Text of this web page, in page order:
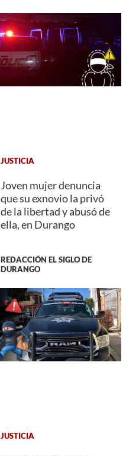
JUSTICIA
Joven mujer denuncia
que su exnovio la privó
de la libertad y abusó de
ella, en Durango
REDACCIÓN EL SIGLO DE
DURANGO
JUSTICIA